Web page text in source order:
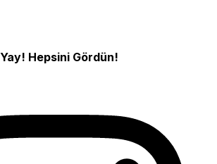
Yay! Hepsini Gördün!